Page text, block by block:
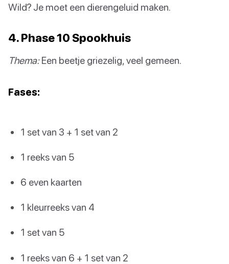
Wild? Je moet een dierengeluid maken.
4. Phase 10 Spookhuis
Thema:Een beetje griezelig, veel gemeen.
Fases:
1 set van 3 + 1 set van 2
1 reeks van 5
6 even kaarten
1 kleurreeks van 4
1 set van 5
1 reeks van 6 + 1 set van 2